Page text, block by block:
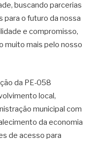
buscando parcerias
o futuro da nossa
e compromisso,
muito mais pelo nosso
da PE-058
local,
municipal com
da economia
de acesso para